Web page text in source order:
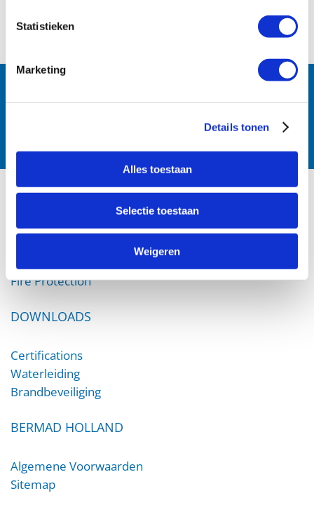
Statistieken
Marketing
Details tonen
Alles toestaan
Selectie toestaan
Weigeren
Follow us:
Fire Protection
DOWNLOADS
Certifications
Waterleiding
Brandbeveiliging
BERMAD HOLLAND
Algemene Voorwaarden
Sitemap